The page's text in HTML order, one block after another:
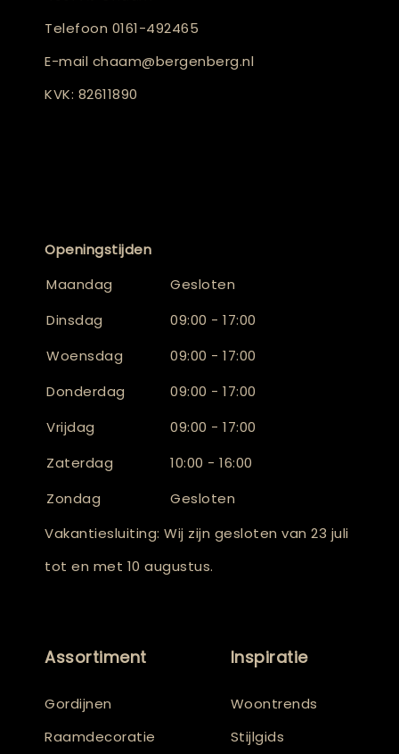
Telefoon 0161-492465
E-mail chaam@bergenberg.nl
KVK: 82611890
Openingstijden
Maandag
Gesloten
Dinsdag
09:00 - 17:00
Woensdag
09:00 - 17:00
Donderdag
09:00 - 17:00
Vrijdag
09:00 - 17:00
Zaterdag
10:00 - 16:00
Zondag
Gesloten
Vakantiesluiting: Wij zijn gesloten van 23 juli
tot en met 10 augustus.
Assortiment
Gordijnen
Raamdecoratie
Inspiratie
Woontrends
Stijlgids